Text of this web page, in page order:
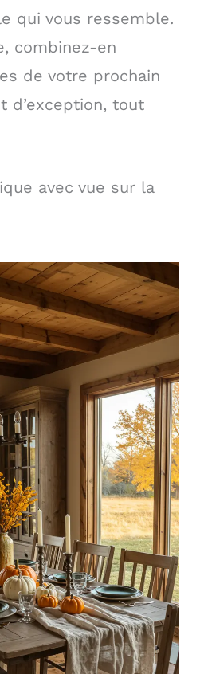
qui vous ressemble.
combinez-en
de votre prochain
d’exception, tout
avec vue sur la